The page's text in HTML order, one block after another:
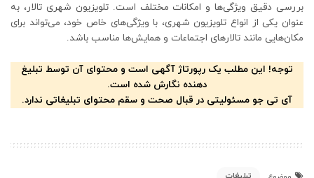
بررسی دقیق ویژگی‌ها و امکانات مختلف است. تلویزیون شهری تالار، به
عنوان یکی از انواع تلویزیون شهری، با ویژگی‌های خاص خود، می‌تواند برای
مکان‌هایی مانند تالارهای اجتماعات و همایش‌ها مناسب باشد.
توجه! این مطلب یک رپورتاژ آگهی است و محتوای آن توسط تبلیغ
دهنده نگارش شده است.
آی تی جو مسئولیتی در قبال صحت و سقم محتوای تبلیغاتی ندارد.